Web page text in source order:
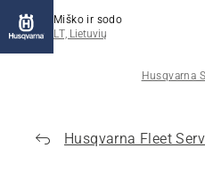
Miško ir sodo
LT, Lietuvių
Husqvarna
Husqvarna Fleet